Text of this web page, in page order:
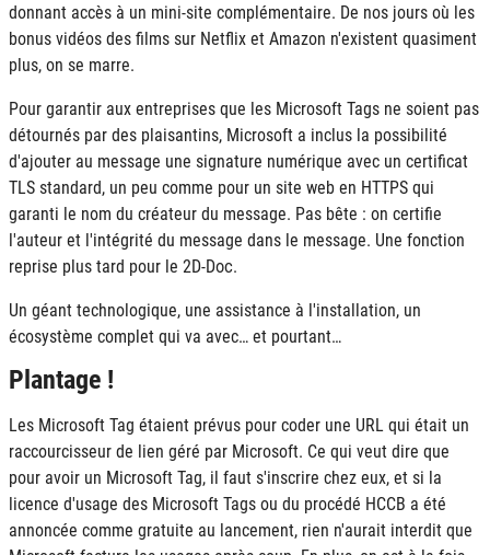
donnant accès à un mini-site complémentaire. De nos jours où les
bonus vidéos des films sur Netflix et Amazon n'existent quasiment
plus, on se marre.
Pour garantir aux entreprises que les Microsoft Tags ne soient pas
détournés par des plaisantins, Microsoft a inclus la possibilité
d'ajouter au message une signature numérique avec un certificat
TLS standard, un peu comme pour un site web en HTTPS qui
garanti le nom du créateur du message. Pas bête : on certifie
l'auteur et l'intégrité du message dans le message. Une fonction
reprise plus tard pour le 2D-Doc.
Un géant technologique, une assistance à l'installation, un
écosystème complet qui va avec… et pourtant…
Plantage !
Les Microsoft Tag étaient prévus pour coder une URL qui était un
raccourcisseur de lien géré par Microsoft. Ce qui veut dire que
pour avoir un Microsoft Tag, il faut s'inscrire chez eux, et si la
licence d'usage des Microsoft Tags ou du procédé HCCB a été
annoncée comme gratuite au lancement, rien n'aurait interdit que